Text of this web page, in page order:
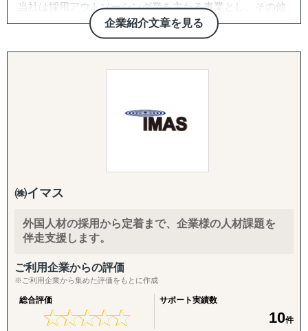
※サポート内容により、対応の可否や得意・不得意な分野
はあります。
↳ 主要対応エリア（特化）
ベトナム、インドネシア、シンガポール、インド、バング
↳ 対応可能エリア（拡張中）
タイ、マレーシア、フィリピン、ミャンマー、カンボジ
外国人財採用サポートも対応可能です。
↳ 採用支援施策(学校内イベント・SNS投稿等)
有料職業紹介免許許可番号 44-ユ-300211
企業紹介文章を見る
当社は採用アウトソーシング業を主たる事業とし、その他
マーケティング事業として在日外国人向けの会員制ニュー
スメディア『Jaboon』の運営、EC サイトの運営などの事
業を展開しております。
え、持続可能な経済を実現させる、「新しい資本主義」を
点から真に庇護すべき者を確実に保護するとともに、送還
忌避・長期収容等の課題解消を図る法整備に取り組むこと
に加えて
外国人が暮らしやすい地域社会づくりなど「外国人材の受
入れ・共生のための総合的対応策」に基づき施策を着実に
す。
このことから今後も日本で就業する外国人労働者の増加傾
向は継続すると想定されます。
それに伴い外国人の雇用流動化といったことも見越しまし
㈱イマス
外国人材の採用から定着まで、企業様の人材課題を
伴走支援します。
ご利用企業からの評価
※ご利用企業から集めた評価をもとに作成
総合評価
★★★★★
★★★★★
サポート実績数
10件